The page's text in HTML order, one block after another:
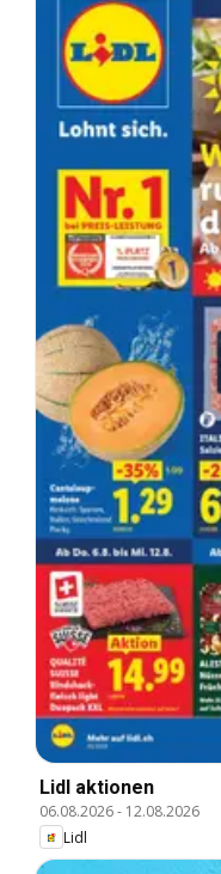
Lidl aktionen
06.08.2026- 12.08.2026
Lidl